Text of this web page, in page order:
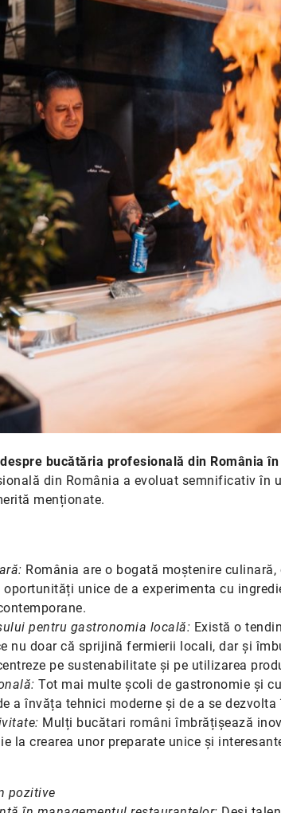
bucătăria profesională din România
din România a evoluat semnificativ în
menționate.
România are o bogată moștenire
unice de a experimenta cu
pentru gastronomia locală: Există o
nu doar că sprijină fermierii locali, dar și
pe sustenabilitate și pe utilizarea
Tot mai multe școli de gastronomie și
a învăța tehnici moderne și de a se dezvolta
Mulți bucătari români îmbrățișează
la crearea unor preparate unice și
pozitive